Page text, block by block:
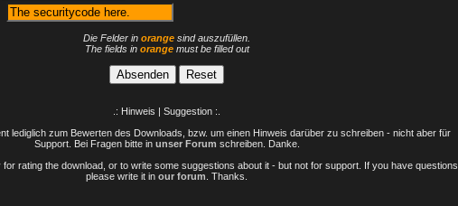
Die Felder in orange sind auszufüllen.
The fields in orangemust be filled out
.: Hinweis | Suggestion :.
lediglich zum Bewerten des Downloads, bzw. um einen Hinweis darüber zu schreiben - nicht aber für
Support. Bei Fragen bitte in unser Forum schreiben. Danke.
rating the download, or to write some suggestions about it - but not for support. If you have questions,
please write it in our forum . Thanks.